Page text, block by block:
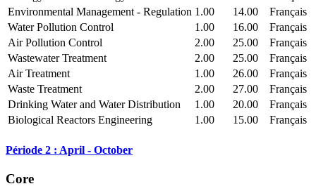
Environmental Management - Regulation 1.00 14.00
Français
Water Pollution Control
1.00 16.00
Français
Air Pollution Control
2.00 25.00
Français
Wastewater Treatment
2.00 25.00
Français
Air Treatment
1.00 26.00
Français
Waste Treatment
2.00 27.00
Français
Drinking Water and Water Distribution
1.00 20.00
Français
Biological Reactors Engineering
1.00 15.00 Français
Période 2 : April - October
Core